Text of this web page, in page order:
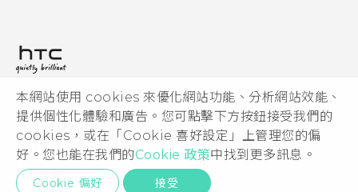
本網站使用 cookies 來優化網站功能、分析網站效能、
提供個性化體驗和廣告。您可點擊下方按鈕接受我們的
cookies，或在「Cookie 喜好設定」上管理您的偏
好。您也能在我們的Cookie 政策中找到更多訊息。
Cookie 偏好 接受
HTC Sync Manager
投資人
隱私權政策
產品安全性
Cookie
Security and Privacy Whitepaper
© 2011-2026 HTC Corporation
HTC 法律文件
宏達國際電子股份有限公司 | 統一編號16003518
隱私聯絡: Global-Privacy@htc.com